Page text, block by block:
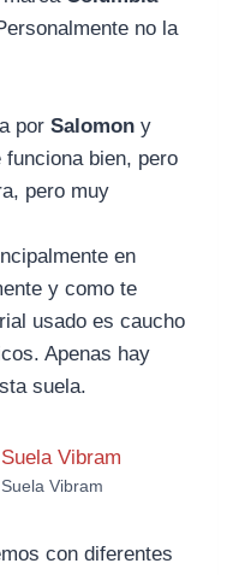
no la
por Salomon y
bien, pero
pero muy
en
y como te
usado es caucho
Apenas hay
suela.
Suela Vibram
con diferentes